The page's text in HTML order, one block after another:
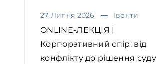
27 Липня 2026 Івенти
ONLINE-ЛЕКЦІЯ |
Корпоративний спір: від
конфлікту до рішення суду